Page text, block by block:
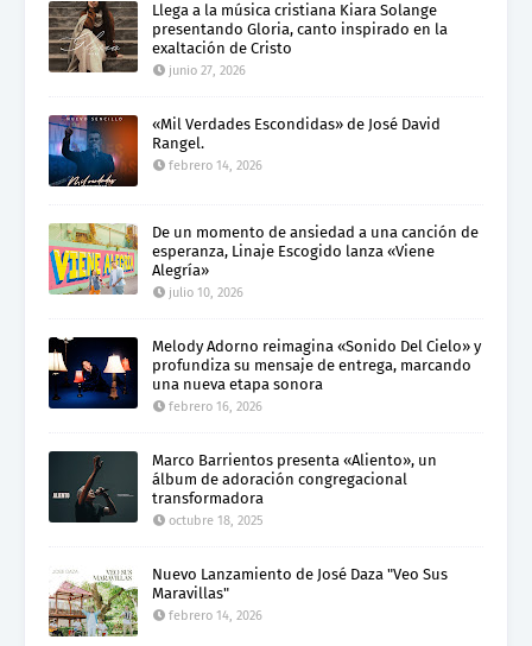
Llega a la música cristiana Kiara Solange
presentando Gloria, canto inspirado en la
exaltación de Cristo
junio 27, 2026
«Mil Verdades Escondidas» de José David
Rangel.
febrero 14, 2026
De un momento de ansiedad a una canción de
esperanza, Linaje Escogido lanza «Viene
Alegría»
julio 10, 2026
Melody Adorno reimagina «Sonido Del Cielo» y
profundiza su mensaje de entrega, marcando
una nueva etapa sonora
febrero 16, 2026
Marco Barrientos presenta «Aliento», un
álbum de adoración congregacional
transformadora
octubre 18, 2025
Nuevo Lanzamiento de José Daza "Veo Sus
Maravillas"
febrero 14, 2026